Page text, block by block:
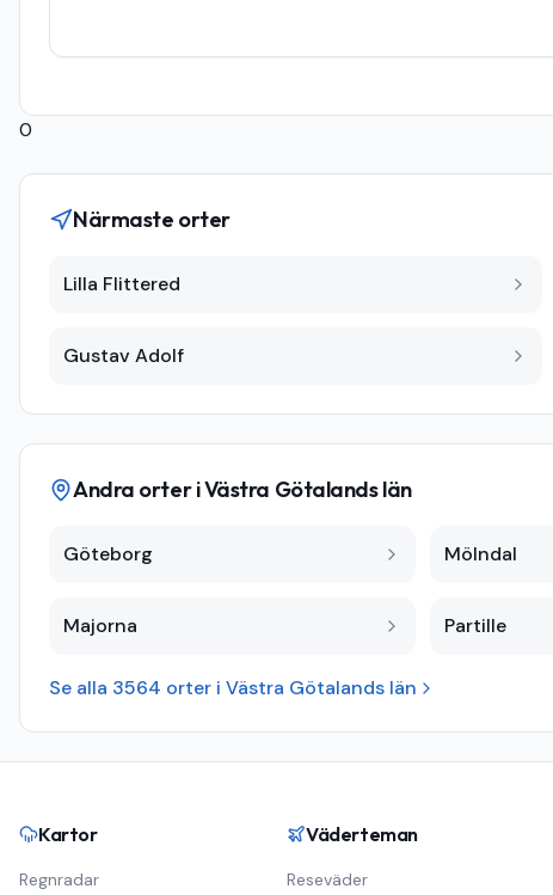
0
Närmaste orter
Lilla Flittered
Gustav Adolf
Andra orter iVästra Götalands län
Göteborg Mölndal
Majorna Partille
Se alla 3564 orter i Västra Götalands län
Kartor
Regnradar
Väderteman
Reseväder